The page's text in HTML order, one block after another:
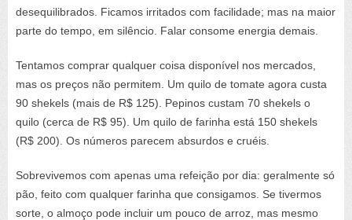
desequilibrados. Ficamos irritados com facilidade; mas na maior
parte do tempo, em silêncio. Falar consome energia demais.
Tentamos comprar qualquer coisa disponível nos mercados,
mas os preços não permitem. Um quilo de tomate agora custa
90 shekels (mais de R$ 125). Pepinos custam 70 shekels o
quilo (cerca de R$ 95). Um quilo de farinha está 150 shekels
(R$ 200). Os números parecem absurdos e cruéis.
Sobrevivemos com apenas uma refeição por dia: geralmente só
pão, feito com qualquer farinha que consigamos. Se tivermos
sorte, o almoço pode incluir um pouco de arroz, mas mesmo